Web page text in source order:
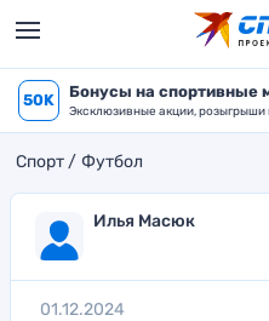
50K Бонусы на спортивные
Эксклюзивные акции, розыгрыши
Спорт Футбол
Илья Масюк
01.12.2024